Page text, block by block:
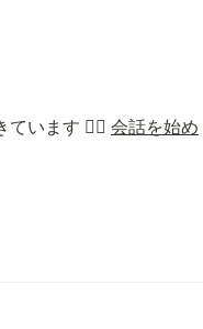
います 👉🏼 会話を始め